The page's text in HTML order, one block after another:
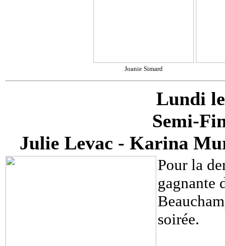
Joanie Simard
Lundi
Semi-
Julie Levac - Karina
Pour la
gagnante
soirée.